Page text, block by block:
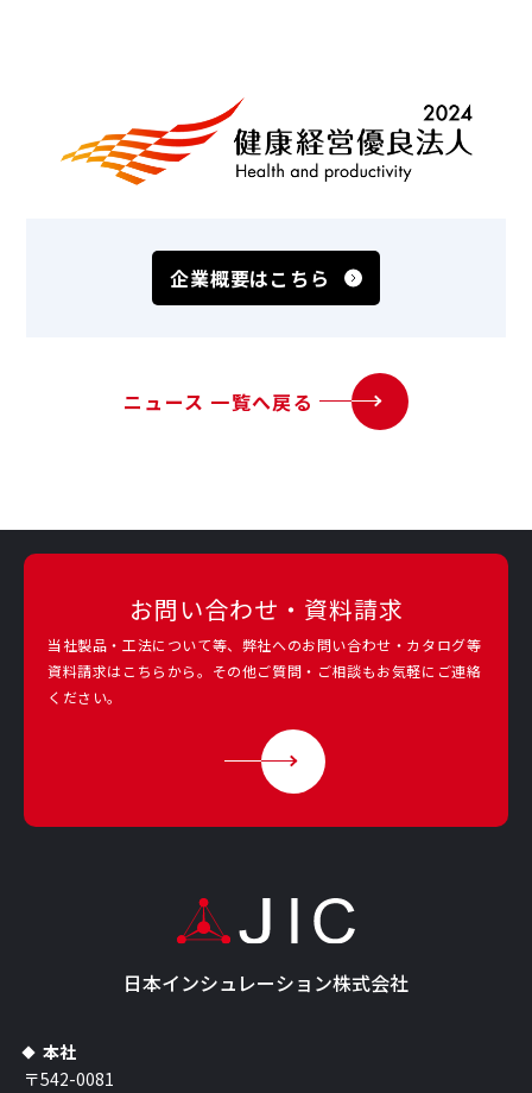
企業概要はこちら
ニュース 一覧へ戻る
お問い合わせ・資料請求
当社製品・工法について等、弊社へのお問い合わせ・カタログ等
資料請求はこちらから。その他ご質問・ご相談もお気軽にご連絡
ください。
日本インシュレーション株式会社
本社
〒542-0081